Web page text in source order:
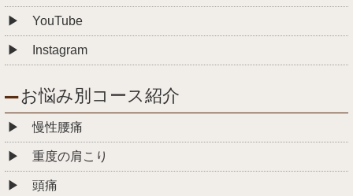
YouTube
Instagram
お悩み別コース紹介
慢性腰痛
重度の肩こり
頭痛